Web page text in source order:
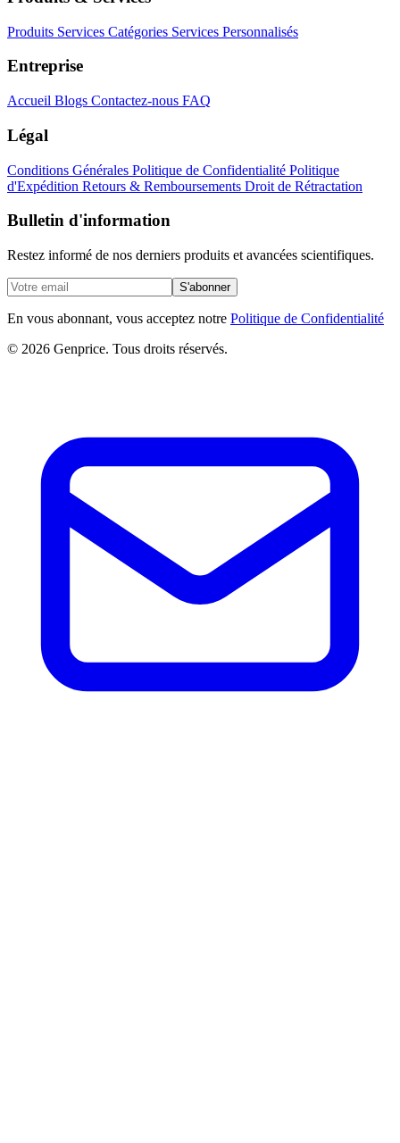
Produits Services Catégories Services Personnalisés
Entreprise
Accueil Blogs Contactez-nous FAQ
Légal
Conditions Générales Politique de Confidentialité Politique
d'Expédition Retours & Remboursements Droit de Rétractation
Bulletin d'information
Restez informé de nos derniers produits et avancées scientifiques.
S'abonner
En vous abonnant, vous acceptez notre Politique de Confidentialité
© 2026 Genprice. Tous droits réservés.